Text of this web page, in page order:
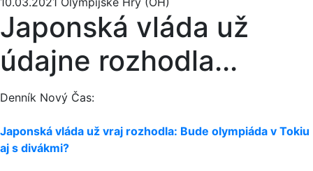
Japonská vláda už
údajne rozhodla...
Denník Nový Čas:
Japonská vláda už vraj rozhodla: Bude olympiáda v Tokiu
aj s divákmi?